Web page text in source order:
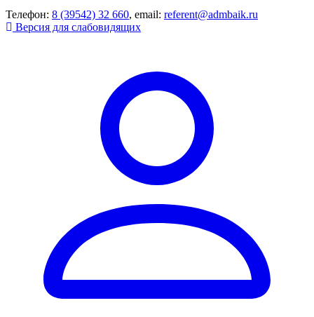
Телефон: 8 (39542) 32 660, email: referent@admbaik.ru
Версия для слабовидящих